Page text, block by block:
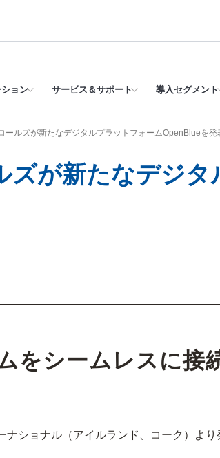
ョン サービス＆サポート 導入セグメント
ールズが新たなデジタルプラットフォームOpenBlueを発
ズが新たなデジ
をシームレスに接
ショナル（アイルランド、コーク）より